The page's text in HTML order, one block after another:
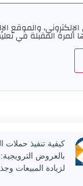
والموقع
المرة المقبلة في
كيفية تنفيذ حملات
بالعروض
لزيادة المبيعات